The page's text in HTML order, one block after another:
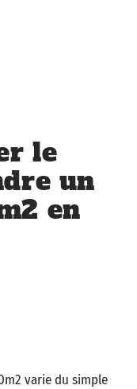
le
un
en
varie du simple